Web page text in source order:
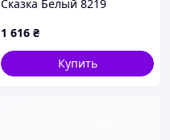
Сказка Белый 8219
1 616 ₴
Купить